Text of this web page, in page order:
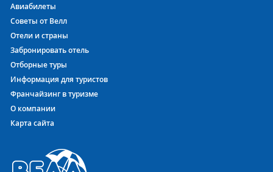
Авиабилеты
Советы от Велл
Отели и страны
Забронировать отель
Отборные туры
Информация для туристов
Франчайзинг в туризме
О компании
Карта сайта